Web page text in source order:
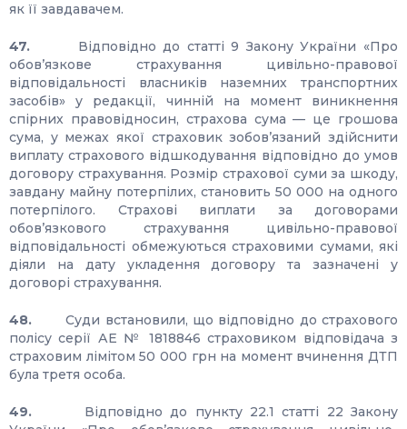
як її завдавачем.
47. Відповідно до статті 9 Закону України «Про
обов’язкове страхування цивільно-правової
відповідальності власників наземних транспортних
засобів» у редакції, чинній на момент виникнення
спірних правовідносин, страхова сума — це грошова
сума, у межах якої страховик зобов’язаний здійснити
виплату страхового відшкодування відповідно до умов
договору страхування. Розмір страхової суми за шкоду,
завдану майну потерпілих, становить 50 000 на одного
потерпілого. Страхові виплати за договорами
обов’язкового страхування цивільно-правової
відповідальності обмежуються страховими сумами, які
діяли на дату укладення договору та зазначені у
договорі страхування.
48.Суди встановили, що відповідно до страхового
полісу серії АЕ № 1818846 страховиком відповідача з
страховим лімітом 50 000 грн на момент вчинення ДТП
була третя особа.
49. Відповідно до пункту 22.1 статті 22 Закону